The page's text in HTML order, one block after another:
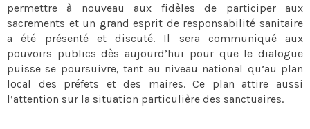
permettre à nouveau aux fidèles de participer aux
sacrements et un grand esprit de responsabilité sanitaire
a été présenté et discuté. Il sera communiqué aux
pouvoirs publics dès aujourd’hui pour que le dialogue
puisse se poursuivre, tant au niveau national qu’au plan
local des préfets et des maires. Ce plan attire aussi
l’attention sur la situation particulière des sanctuaires.